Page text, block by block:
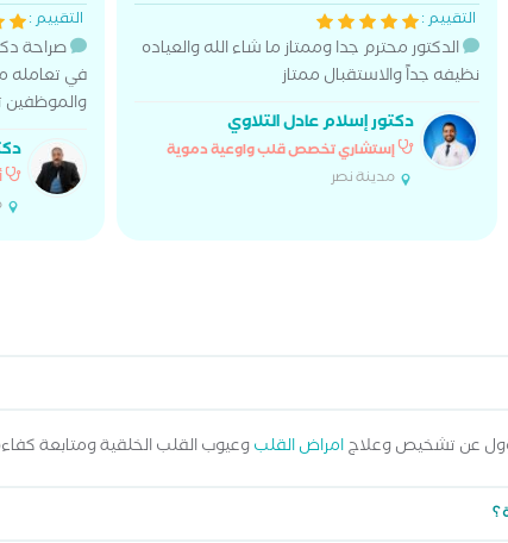
التقييم :
الدكتور محترم جدا وممتاز ما شاء الله والعياده
نظيفه جداً والاستقبال ممتاز
دكتور إسلام عادل التلاوي
إستشاري تخصص قلب واوعية دموية
مدينة نصر
التقييم :
صراحة
في تعامله
والموظفين
عن تشخيص وعلاجامراض القلبوعيوب القلب الخلقية ومتابعة
؟